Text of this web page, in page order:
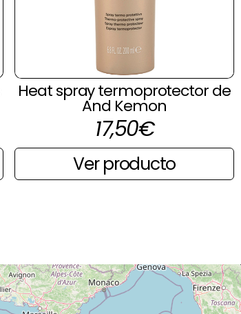
Heat spray termoprotector de
And Kemon
17,50€
Ver producto